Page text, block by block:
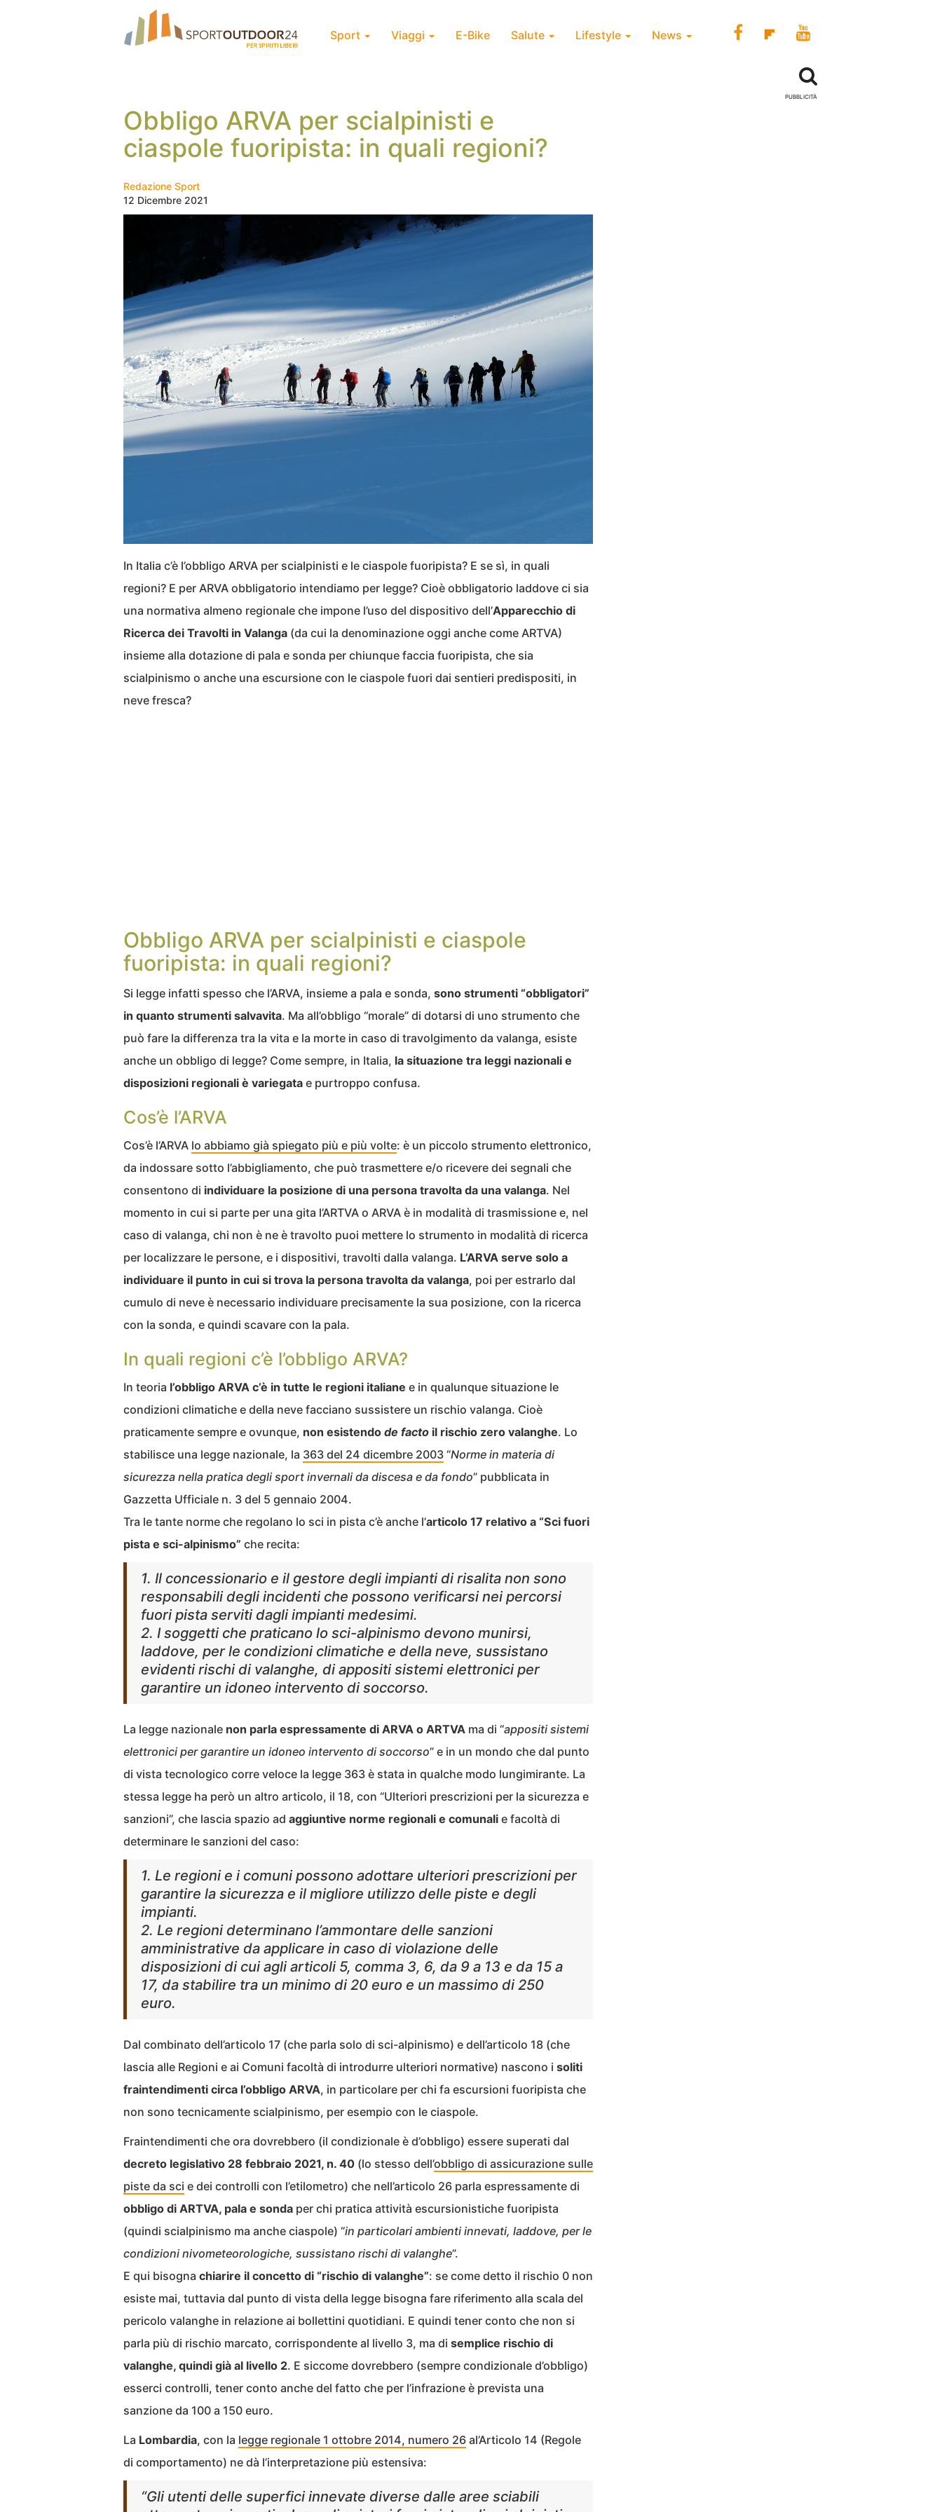
Sport Viaggi E-Bike Salute Lifestyle News
Obbligo ARVA per scialpinisti e
ciaspole fuoripista: in quali regioni?
Redazione Sport
12 Dicembre 2021
In Italia c’è l’obbligo ARVA per scialpinisti e le ciaspole fuoripista? E se sì, in quali
regioni? E per ARVA obbligatorio intendiamo per legge? Cioè obbligatorio laddove ci sia
una normativa almeno regionale che impone l’uso del dispositivo dell’Apparecchio di
Ricerca dei Travolti in Valanga (da cui la denominazione oggi anche come ARTVA)
insieme alla dotazione di pala e sonda per chiunque faccia fuoripista, che sia
scialpinismo o anche una escursione con le ciaspole fuori dai sentieri predispositi, in
neve fresca?
Obbligo ARVA per scialpinisti e ciaspole
fuoripista: in quali regioni?
Si legge infatti spesso che l’ARVA, insieme a pala e sonda, sono strumenti “obbligatori”
in quanto strumenti salvavita. Ma all’obbligo “morale” di dotarsi di uno strumento che
può fare la differenza tra la vita e la morte in caso di travolgimento da valanga, esiste
anche un obbligo di legge? Come sempre, in Italia, la situazione tra leggi nazionali e
disposizioni regionali è variegata e purtroppo confusa.
Cos’è l’ARVA
Cos’è l’ARVA lo abbiamo già spiegato più e più volte: è un piccolo strumento elettronico,
da indossare sotto l’abbigliamento, che può trasmettere e/o ricevere dei segnali che
consentono di individuare la posizione di una persona travolta da una valanga. Nel
momento in cui si parte per una gita l’ARTVA o ARVA è in modalità di trasmissione e, nel
caso di valanga, chi non è ne è travolto puoi mettere lo strumento in modalità di ricerca
per localizzare le persone, e i dispositivi, travolti dalla valanga. L’ARVA serve solo a
individuare il punto in cui si trova la persona travolta da valanga, poi per estrarlo dal
cumulo di neve è necessario individuare precisamente la sua posizione, con la ricerca
con la sonda, e quindi scavare con la pala.
In quali regioni c’è l’obbligo ARVA?
In teoria l’obbligo ARVA c’è in tutte le regioni italiane e in qualunque situazione le
condizioni climatiche e della neve facciano sussistere un rischio valanga. Cioè
praticamente sempre e ovunque, non esistendo de facto il rischio zero valanghe. Lo
stabilisce una legge nazionale, la 363 del 24 dicembre 2003 “Norme in materia di
sicurezza nella pratica degli sport invernali da discesa e da fondo” pubblicata in
Gazzetta Ufficiale n. 3 del 5 gennaio 2004.
Tra le tante norme che regolano lo sci in pista c’è anche l’articolo 17 relativo a “Sci fuori
pista e sci-alpinismo” che recita:
1. Il concessionario e il gestore degli impianti di risalita non sono
responsabili degli incidenti che possono verificarsi nei percorsi
fuori pista serviti dagli impianti medesimi.
2. I soggetti che praticano lo sci-alpinismo devono munirsi,
laddove, per le condizioni climatiche e della neve, sussistano
evidenti rischi di valanghe, di appositi sistemi elettronici per
garantire un idoneo intervento di soccorso.
La legge nazionale non parla espressamente di ARVA o ARTVA ma di “appositi sistemi
elettronici per garantire un idoneo intervento di soccorso” e in un mondo che dal punto
di vista tecnologico corre veloce la legge 363 è stata in qualche modo lungimirante. La
stessa legge ha però un altro articolo, il 18, con “Ulteriori prescrizioni per la sicurezza e
sanzioni”, che lascia spazio ad aggiuntive norme regionali e comunali e facoltà di
determinare le sanzioni del caso:
1. Le regioni e i comuni possono adottare ulteriori prescrizioni per
garantire la sicurezza e il migliore utilizzo delle piste e degli
impianti.
2. Le regioni determinano l’ammontare delle sanzioni
amministrative da applicare in caso di violazione delle
disposizioni di cui agli articoli 5, comma 3, 6, da 9 a 13 e da 15 a
17, da stabilire tra un minimo di 20 euro e un massimo di 250
euro.
Dal combinato dell’articolo 17 (che parla solo di sci-alpinismo) e dell’articolo 18 (che
lascia alle Regioni e ai Comuni facoltà di introdurre ulteriori normative) nascono i soliti
fraintendimenti circa l’obbligo ARVA, in particolare per chi fa escursioni fuoripista che
non sono tecnicamente scialpinismo, per esempio con le ciaspole.
Fraintendimenti che ora dovrebbero (il condizionale è d’obbligo) essere superati dal
decreto legislativo 28 febbraio 2021, n. 40 (lo stesso dell’obbligo di assicurazione sulle
piste da sci e dei controlli con l’etilometro) che nell’articolo 26 parla espressamente di
obbligo di ARTVA, pala e sonda per chi pratica attività escursionistiche fuoripista
(quindi scialpinismo ma anche ciaspole) “in particolari ambienti innevati, laddove, per le
condizioni nivometeorologiche, sussistano rischi di valanghe”.
E qui bisogna chiarire il concetto di “rischio di valanghe”: se come detto il rischio 0 non
esiste mai, tuttavia dal punto di vista della legge bisogna fare riferimento alla scala del
pericolo valanghe in relazione ai bollettini quotidiani. E quindi tener conto che non si
parla più di rischio marcato, corrispondente al livello 3, ma di semplice rischio di
valanghe, quindi già al livello 2. E siccome dovrebbero (sempre condizionale d’obbligo)
esserci controlli, tener conto anche del fatto che per l’infrazione è prevista una
sanzione da 100 a 150 euro.
La Lombardia, con la legge regionale 1 ottobre 2014, numero 26 al’Articolo 14 (Regole
di comportamento) ne dà l’interpretazione più estensiva:
“Gli utenti delle superfici innevate diverse dalle aree sciabili
PUBBLICITÀ